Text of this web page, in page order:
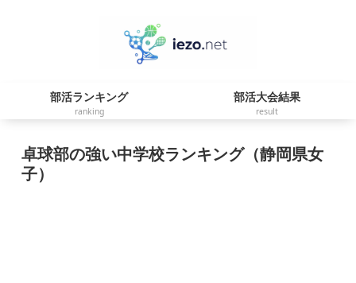
部活ランキング
ranking
部活大会結果
result
卓球部の強い中学校ランキング（静岡県女
子）